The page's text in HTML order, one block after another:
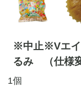
※中止※Vエイ
るみ （仕様
1個